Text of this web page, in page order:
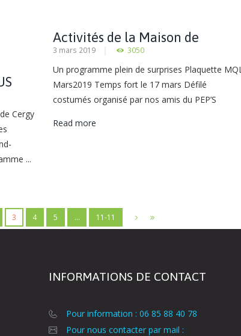
Activités de la Maison de
Quartier des Linandes
3 mars 2019 3050
Un programme plein de surprises Plaquette MQL
Mars2019 Temps fort le 17 mars Défilé
costumés organisé par nos amis du PEP’S
Read more
Cergy
...
3 4 5 … 11-11
INFORMATIONS DE CONTACT
Pour information : 06 85 88 40 78
Pour nous contacter par mail :